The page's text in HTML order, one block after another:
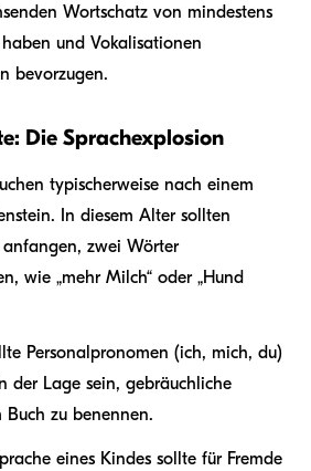
Wortschatz von mindestens
und Vokalisationen
bevorzugen.
Die Sprachexplosion
typischerweise nach einem
In diesem Alter sollten
zwei Wörter
wie „mehr Milch“ oder „Hund
Personalpronomen (ich, mich, du)
der Lage sein, gebräuchliche
zu benennen.
eines Kindes sollte für Fremde